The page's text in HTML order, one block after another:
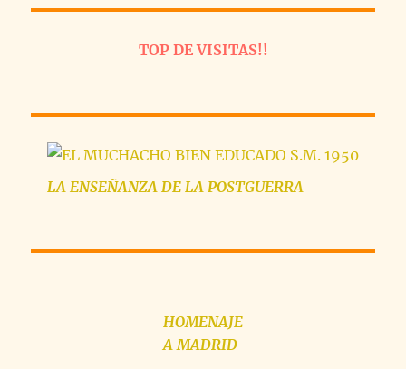
TOP DE VISITAS!!
LA ENSEÑANZA DE LA POSTGUERRA
HOMENAJE
A MADRID